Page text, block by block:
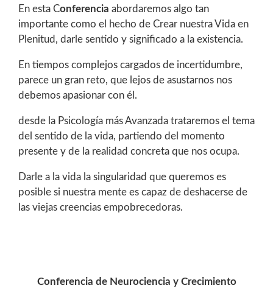
En esta Conferencia abordaremos algo tan
importante como el hecho de Crear nuestra Vida en
Plenitud, darle sentido y significado a la existencia.
En tiempos complejos cargados de incertidumbre,
parece un gran reto, que lejos de asustarnos nos
debemos apasionar con él.
desde la Psicología más Avanzada trataremos el tema
del sentido de la vida, partiendo del momento
presente y de la realidad concreta que nos ocupa.
Darle a la vida la singularidad que queremos es
posible si nuestra mente es capaz de deshacerse de
las viejas creencias empobrecedoras.
Conferencia de Neurociencia y Crecimiento